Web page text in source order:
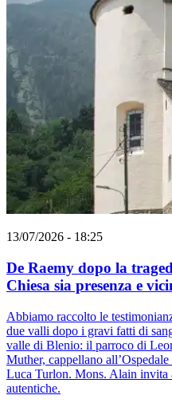
13/07/2026 - 18:25
De Raemy dopo la
Chiesa sia presenza e
Abbiamo raccolto le
due valli dopo i gravi fatti di
valle di Blenio: il parroco di
Muther, cappellano
Luca Turlon. Mons. Alain invita
autentiche.